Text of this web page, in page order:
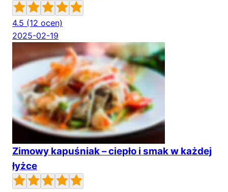
4.5 (12 ocen)
2025-02-19
Zimowy kapuśniak – ciepło i smak w każdej
łyżce